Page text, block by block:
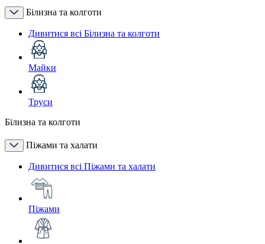
Білизна та колготи
Дивитися всі Білизна та колготи
Майки
Труси
Білизна та колготи
Піжами та халати
Дивитися всі Піжами та халати
Піжами